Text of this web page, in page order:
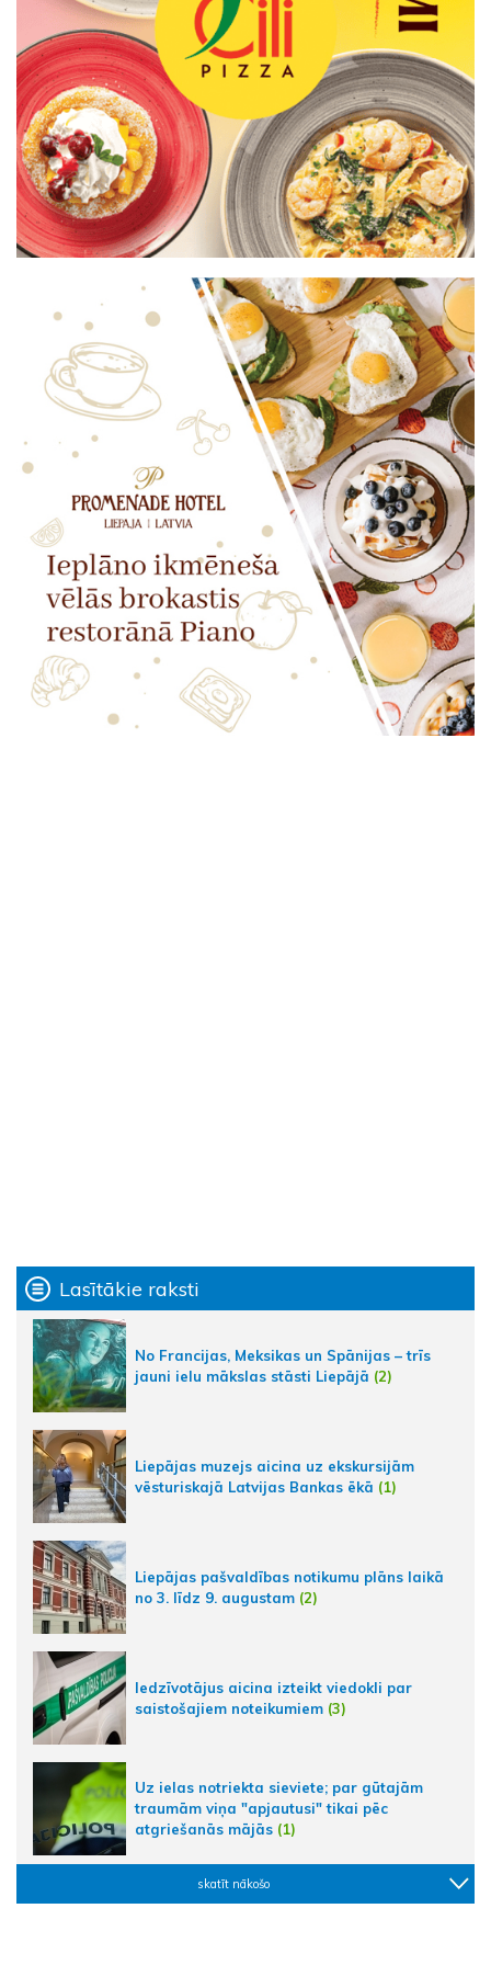
Lasītākie raksti
No Francijas, Meksikas un Spānijas – trīs
jauni ielu mākslas stāsti Liepājā (2)
Liepājas muzejs aicina uz ekskursijām
vēsturiskajā Latvijas Bankas ēkā (1)
Liepājas pašvaldības notikumu plāns laikā
no 3. līdz 9. augustam (2)
Iedzīvotājus aicina izteikt viedokli par
saistošajiem noteikumiem (3)
Uz ielas notriekta sieviete; par gūtajām
traumām viņa "apjautusi" tikai pēc
atgriešanās mājās (1)
skatīt nākošo